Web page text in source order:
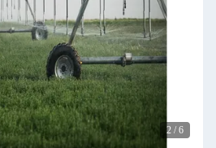
2 / 6